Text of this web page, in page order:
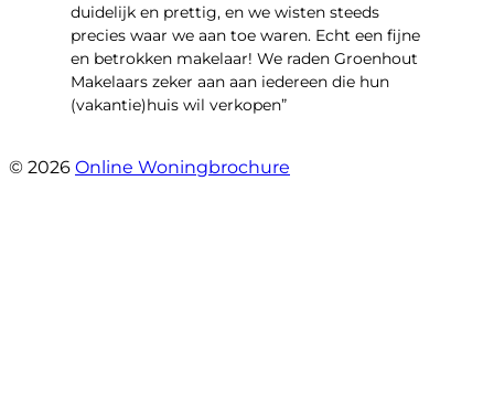
duidelijk en prettig, en we wisten steeds
precies waar we aan toe waren. Echt een fijne
en betrokken makelaar! We raden Groenhout
Makelaars zeker aan aan iedereen die hun
(vakantie)huis wil verkopen”
© 2026 Online Woningbrochure